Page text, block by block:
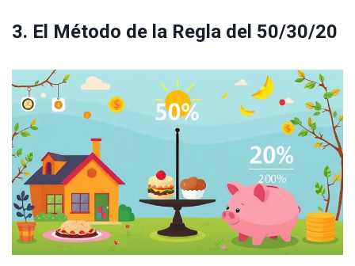
3. El Método de la Regla del 50/30/20